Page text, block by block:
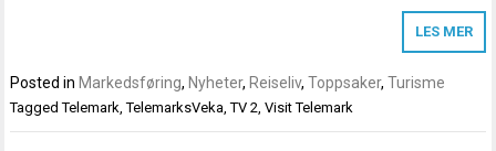
LES MER
Posted in Markedsføring, Nyheter, Reiseliv,Toppsaker,Turisme
TaggedTelemark ,TelemarksVeka ,TV 2 ,Visit Telemark